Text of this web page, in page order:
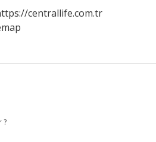
centrallife.com.tr
?